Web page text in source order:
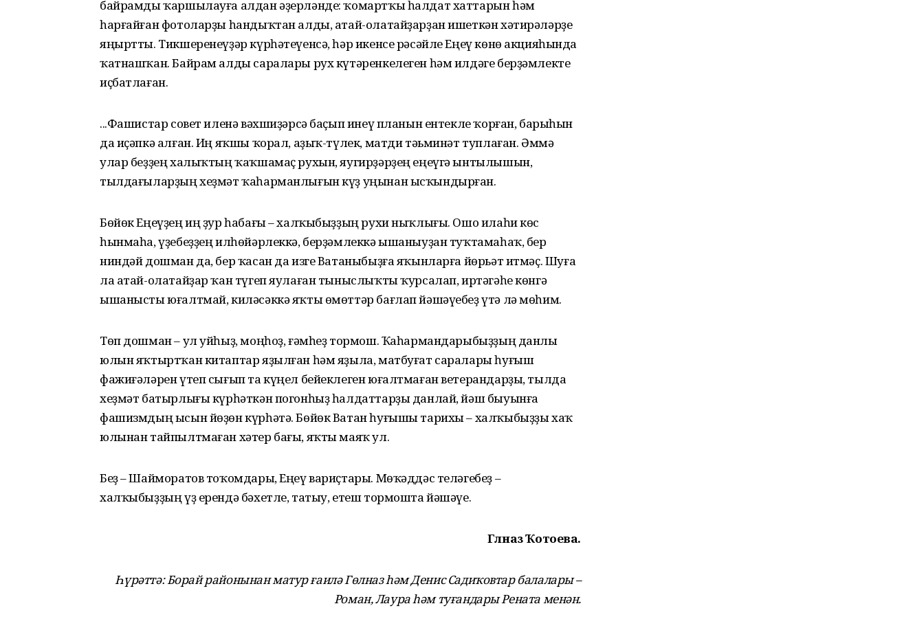
байрамды ҡаршылауға алдан әҙерләнде: ҡомартҡы һалдат хат­тарын һәм
һарғайған фотоларҙы һандыҡтан алды, атай-олатайҙарҙан ишеткән хәтирәләрҙе
яңыртты. Тикшеренеүҙәр күрһәтеүенсә, һәр икенсе рәсәйле Еңеү көнө акцияһында
ҡатнашҡан. Байрам алды саралары рух күтәренкелеген һәм илдәге берҙәмлекте
иҫбатлаған.
...Фашистар совет иленә вәхшиҙәрсә баҫып инеү планын ентекле ҡорған, барыһын
да иҫәпкә алған. Иң яҡшы ҡорал, аҙыҡ-түлек, матди тәьминәт туплаған. Әммә
улар беҙҙең халыҡтың ҡаҡшамаҫ рухын, яугирҙәрҙең еңеүгә ынтылышын,
тылдағыларҙың хеҙмәт ҡаһарманлығын күҙ уңынан ысҡындырған.
Бөйөк Еңеүҙең иң ҙур һабағы – халҡыбыҙҙың рухи ныҡлығы. Ошо илаһи көс
һынмаһа, үҙебеҙҙең илһөйәрлеккә, берҙәмлеккә ышаныуҙан туҡтамаһаҡ, бер
ниндәй дошман да, бер ҡасан да изге Ватаныбыҙға яҡынларға йөрьәт итмәҫ. Шуға
ла атай-олатайҙар ҡан түгеп яулаған тыныслыҡты ҡурсалап, иртәгәһе көнгә
ышанысты юғалтмай, киләсәккә яҡты өмөттәр бағлап йәшәүебеҙ үтә лә мөһим.
Төп дошман – ул уйһыҙ, моңһоҙ, ғәмһеҙ тормош. Ҡаһармандарыбыҙҙың данлы
юлын яҡтыртҡан ки­таптар яҙылған һәм яҙыла, матбуғат саралары һуғыш
фажиғәләрен үтеп сығып та күңел бейеклеген юғалтмаған ветерандарҙы, тылда
хеҙмәт батырлығы күрһәткән погонһыҙ һалдаттарҙы данлай, йәш быуынға
фашизмдың ысын йөҙөн күрһәтә. Бөйөк Ватан һуғышы тарихы – халҡыбыҙҙы хаҡ
юлынан тайпылтмаған хәтер бағы, яҡты маяҡ ул.
Беҙ – Шайморатов тоҡомдары, Еңеү вариҫтары. Мөҡәддәс теләгебеҙ –
халҡыбыҙҙың үҙ ерендә бәхетле, татыу, етеш тормошта йәшәүе.
Гөлназ Ҡотоева.
Һүрәттә:Борай районынан матур ғаилә Гөлназ һәм Денис Садиҡовтар балалары –
Роман, Лаура һәм туғандары Рената менән.